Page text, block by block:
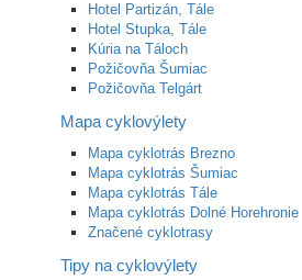
Hotel Partizán, Tále
Hotel Stupka, Tále
Kúria na Táloch
Požičovňa Šumiac
Požičovňa Telgárt
Mapa cyklovýlety
Mapa cyklotrás Brezno
Mapa cyklotrás Šumiac
Mapa cyklotrás Tále
Mapa cyklotrás Dolné Horehronie
Značené cyklotrasy
Tipy na cyklovýlety